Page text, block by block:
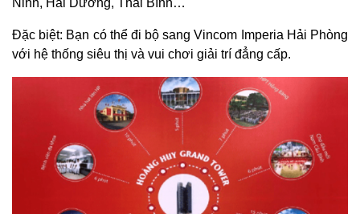
Ninh, Hải Dương, Thái Bình…
Đặc biệt: Bạn có thể đi bộ sang Vincom Imperia Hải Phòng
với hệ thống siêu thị và vui chơi giải trí đẳng cấp.